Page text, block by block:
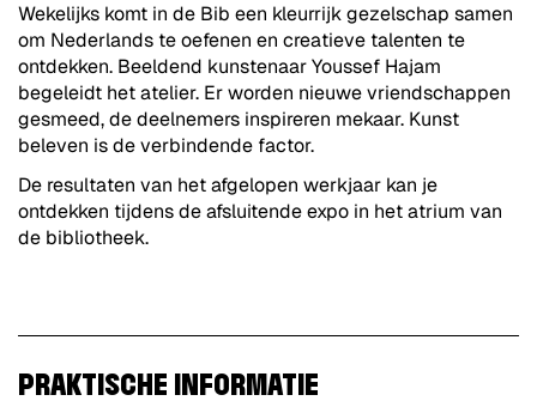
Wekelijks komt in de Bib een kleurrijk gezelschap samen
om Nederlands te oefenen en creatieve talenten te
ontdekken. Beeldend kunstenaar Youssef Hajam
begeleidt het atelier. Er worden nieuwe vriendschappen
gesmeed, de deelnemers inspireren mekaar. Kunst
beleven is de verbindende factor.
De resultaten van het afgelopen werkjaar kan je
ontdekken tijdens de afsluitende expo in het atrium van
de bibliotheek.
PRAKTISCHE INFORMATIE